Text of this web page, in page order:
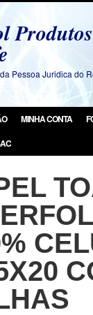
Pessoa Juridica do
MINHA CONTA